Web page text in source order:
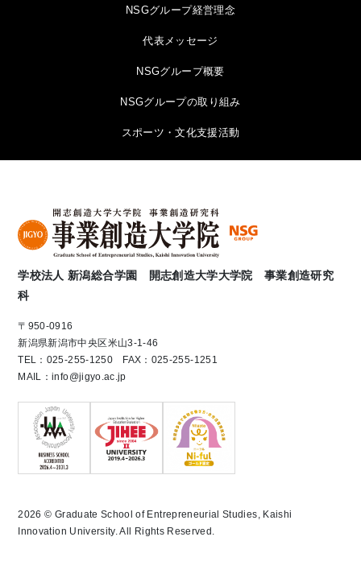
NSGグループ経営理念
代表メッセージ
NSGグループ概要
NSGグループの取り組み
スポーツ・文化支援活動
学校法人 新潟総合学園 開志創造大学大学院 事業創造研究
科
〒950-0916
新潟県新潟市中央区米山3-1-46
TEL：025-255-1250 FAX：025-255-1251
MAIL：info@jigyo.ac.jp
2026 © Graduate School of Entrepreneurial Studies, Kaishi
Innovation University. All Rights Reserved.